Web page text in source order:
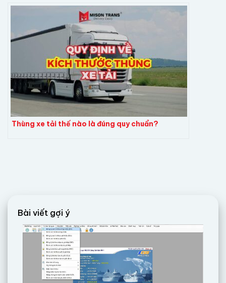
Thùng xe tải thế nào là đúng quy chuẩn?
Bài viết gợi ý